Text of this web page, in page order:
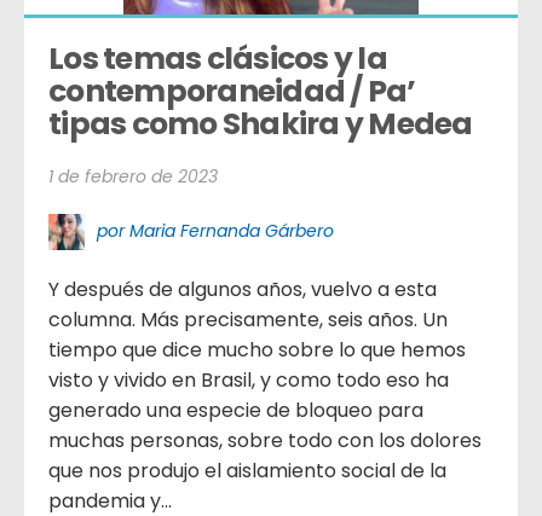
Los temas clásicos y la
contemporaneidad / Pa’
tipas como Shakira y Medea
1 de febrero de 2023
por Maria Fernanda Gárbero
Y después de algunos años, vuelvo a esta
columna. Más precisamente, seis años. Un
tiempo que dice mucho sobre lo que hemos
visto y vivido en Brasil, y como todo eso ha
generado una especie de bloqueo para
muchas personas, sobre todo con los dolores
que nos produjo el aislamiento social de la
pandemia y...